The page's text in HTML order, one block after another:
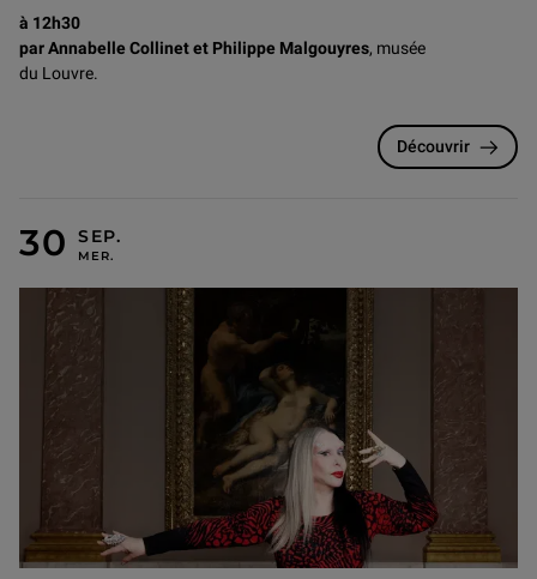
à 12h30
par Annabelle Collinet et Philippe Malgouyres, musée
du Louvre.
Découvrir